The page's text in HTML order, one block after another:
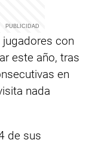
con
este año, tras
en
nada
de sus